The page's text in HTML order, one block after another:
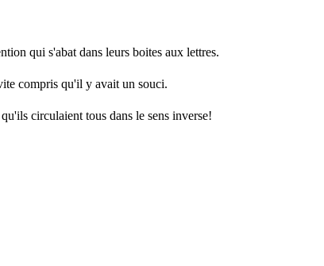
qui s'abat dans leurs boites aux lettres.
compris qu'il y avait un souci.
circulaient tous dans le sens inverse!